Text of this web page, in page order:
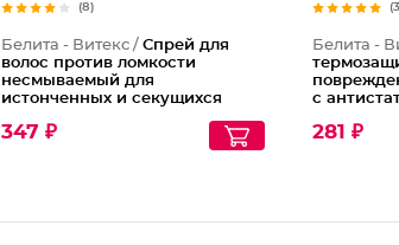
(8)
Белита - Витекс / Спрей для
волос против ломкости
несмываемый для
истонченных и секущихся
347 ₽
Белита -
с
281 ₽